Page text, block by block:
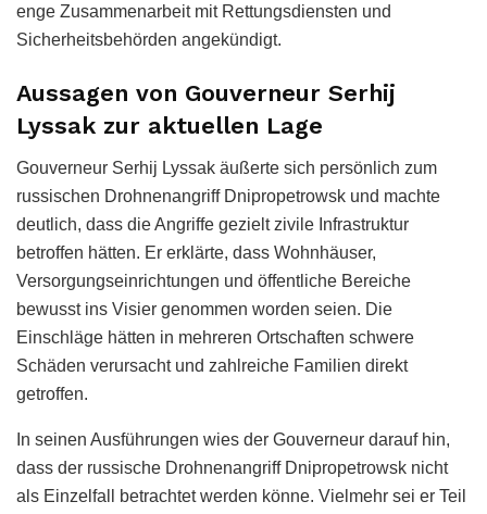
enge Zusammenarbeit mit Rettungsdiensten und
Sicherheitsbehörden angekündigt.
Aussagen von Gouverneur Serhij
Lyssak zur aktuellen Lage
Gouverneur Serhij Lyssak äußerte sich persönlich zum
russischen Drohnenangriff Dnipropetrowsk und machte
deutlich, dass die Angriffe gezielt zivile Infrastruktur
betroffen hätten. Er erklärte, dass Wohnhäuser,
Versorgungseinrichtungen und öffentliche Bereiche
bewusst ins Visier genommen worden seien. Die
Einschläge hätten in mehreren Ortschaften schwere
Schäden verursacht und zahlreiche Familien direkt
getroffen.
In seinen Ausführungen wies der Gouverneur darauf hin,
dass der russische Drohnenangriff Dnipropetrowsk nicht
als Einzelfall betrachtet werden könne. Vielmehr sei er Teil